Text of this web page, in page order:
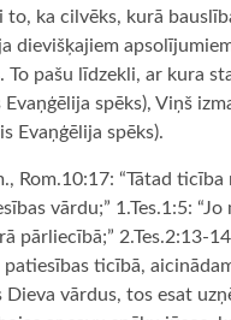
to, ka cilvēks, kurā
dievišķajiem
. To pašu līdzekli, ar kura
spēks), Viņš
Evaņģēlija spēks).
Rom.10:17: “Tātad ticība
vārdu;” 1.Tes.1:5:
pārliecībā;” 2.Tes.2:13-
ticībā,
Dieva vārdus, tos esat